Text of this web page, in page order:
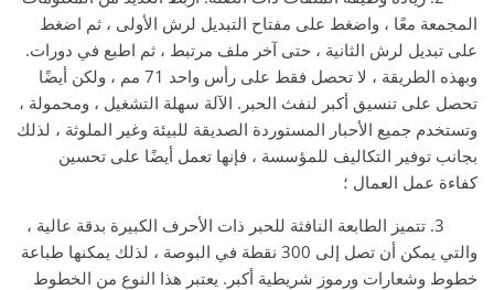
المجمعة معًا ، واضغط على مفتاح التبديل لرش الأولى ، ثم اضغط
على تبديل لرش الثانية ، حتى آخر ملف مرتبط ، ثم اطبع في دورات.
وبهذه الطريقة ، لا تحصل فقط على رأس واحد 71 مم ، ولكن أيضًا
تحصل على تنسيق أكبر لنفث الحبر. الآلة سهلة التشغيل ، ومحمولة ،
وتستخدم جميع الأحبار المستوردة الصديقة للبيئة وغير الملوثة ، لذلك
بجانب توفير التكاليف للمؤسسة ، فإنها تعمل أيضًا على تحسين
كفاءة عمل العمال ؛
3. تتميز الطابعة النافثة للحبر ذات الأحرف الكبيرة بدقة عالية ،
والتي يمكن أن تصل إلى 300 نقطة في البوصة ، لذلك يمكنها طباعة
خطوط وشعارات ورموز شريطية أكبر. يعتبر هذا النوع من الخطوط